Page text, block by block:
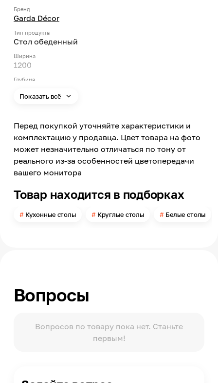
Бренд
Garda Décor
Тип продукта
Стол обеденный
Ширина
1200
Глубина
Форма
Круг
Материал
Искусственный мрамор
Цвет
Материал каркаса
Цвет ножек
Показать всё
Перед покупкой уточняйте характеристики и
комплектацию у продавца. Цвет товара на фото
может незначительно отличаться по тону от
реального из-за особенностей цветопередачи
вашего монитора
Товар находится в подборках
Кухонные столы Круглые столы Белые столы
Вопросы
Вопросов по товару пока нет. Станьте
первым!